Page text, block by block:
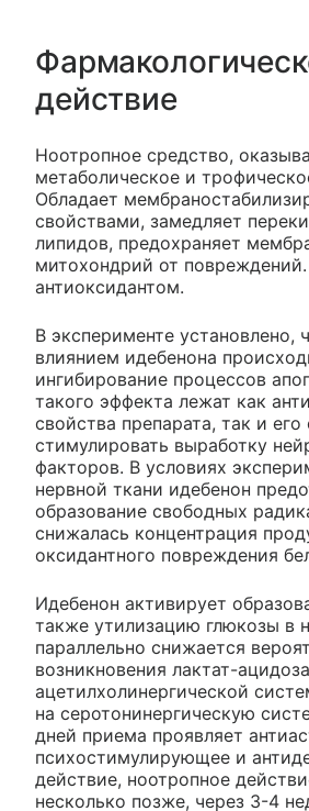
действие
Ноотропное средство,
метаболическое и
Обладает
свойствами, замедляет
липидов, предохраняет
митохондрий от повреждений.
антиоксидантом.
В эксперименте установлено,
влиянием идебенона
ингибирование процессов
такого эффекта лежат как
свойства препарата, так и его
стимулировать выработку
факторов. В условиях
нервной ткани идебенон
образование свободных
снижалась концентрация
оксидантного повреждения
Идебенон активирует
также утилизацию глюкозы в
параллельно снижается
возникновения лактат-
ацетилхолинергической
на серотонинергическую
дней приема проявляет
психостимулирующее и
действие, ноотропное
несколько позже, через 3-4